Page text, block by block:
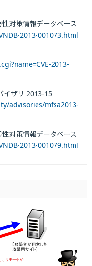
対策情報データベース
2013-001073.html
2013-
イザリ 2013-15
advisories/mfsa2013-
対策情報データベース
2013-001079.html